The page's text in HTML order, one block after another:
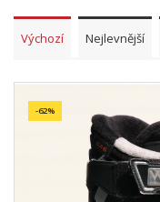
Výchozí Nejlevnější
-62%